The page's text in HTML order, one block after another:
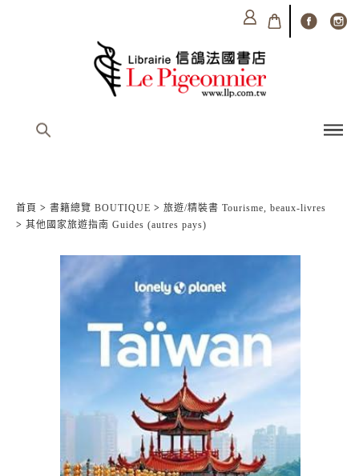
首頁 > 書籍總覽 BOUTIQUE > 旅遊/精裝書 Tourisme, beaux-livres
> 其他國家旅遊指南 Guides (autres pays)